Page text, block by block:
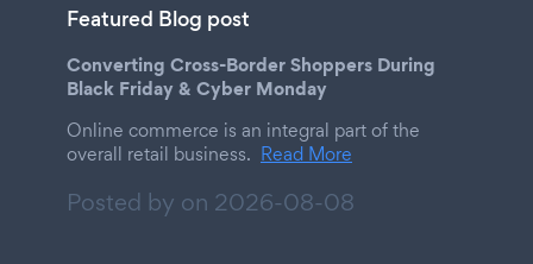
Featured Blog post
Converting Cross-Border Shoppers During
Black Friday & Cyber Monday
Online commerce is an integral part of the
overall retail business. Read More
Posted by on 2026-08-08